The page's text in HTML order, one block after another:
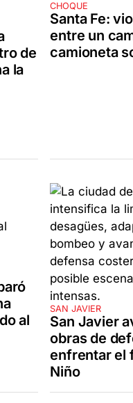
de
la
CHOQUE
Santa Fe:
entre un
camioneta
al
SAN JAVIER
San Javier
obras de
enfrentar el
Niño